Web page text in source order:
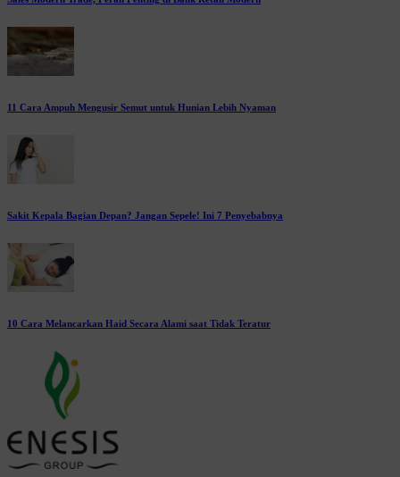
11 Cara Ampuh Mengusir Semut untuk Hunian Lebih Nyaman
Sakit Kepala Bagian Depan? Jangan Sepele! Ini 7 Penyebabnya
10 Cara Melancarkan Haid Secara Alami saat Tidak Teratur